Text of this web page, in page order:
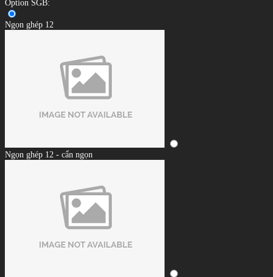
Option SGB:
Ngọn ghép 12
Ngọn ghép 12 - cẩn ngọn